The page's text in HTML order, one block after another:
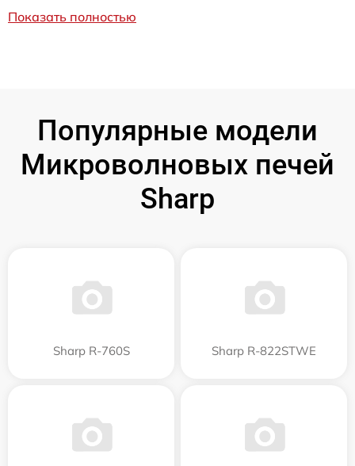
Показать полностью
Популярные модели
Микроволновых печей
Sharp
Sharp R-760S Sharp R-822STWE